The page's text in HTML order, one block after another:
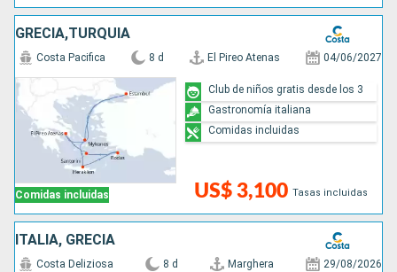
GRECIA,TURQUÍA
Comidas incluidas
Costa Pacifica 8 d El Pireo Atenas 04/06/2027
US$ 3,100 Tasas incluidas
Club de niños gratis desde los 3
Gastronomía italiana
Comidas incluidas
ITALIA, GRECIA
Costa Deliziosa 8 d Marghera 29/08/2026